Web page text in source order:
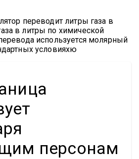
переводит литры газа в
в литры по химической
используется молярный
условияхю
персонам